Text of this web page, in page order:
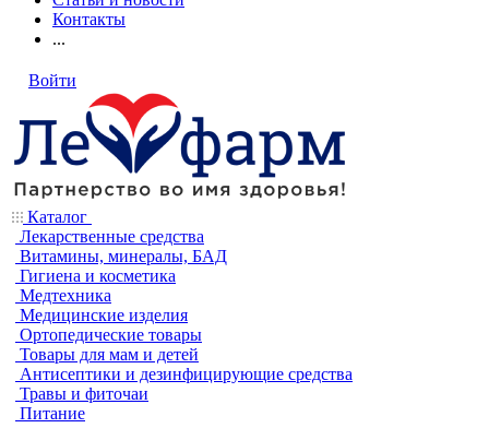
Контакты
...
Войти
Каталог
Лекарственные средства
Витамины, минералы, БАД
Гигиена и косметика
Медтехника
Медицинские изделия
Ортопедические товары
Товары для мам и детей
Антисептики и дезинфицирующие средства
Травы и фиточаи
Питание